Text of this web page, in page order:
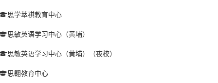
思学萃褀教育中心
思敏英语学习中心（黄埔）
思敏英语学习中心（黄埔）（夜校）
思翱教育中心